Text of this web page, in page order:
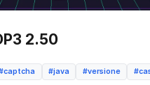
2.50
#java #versione